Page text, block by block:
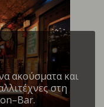
ακούσματα και
στη